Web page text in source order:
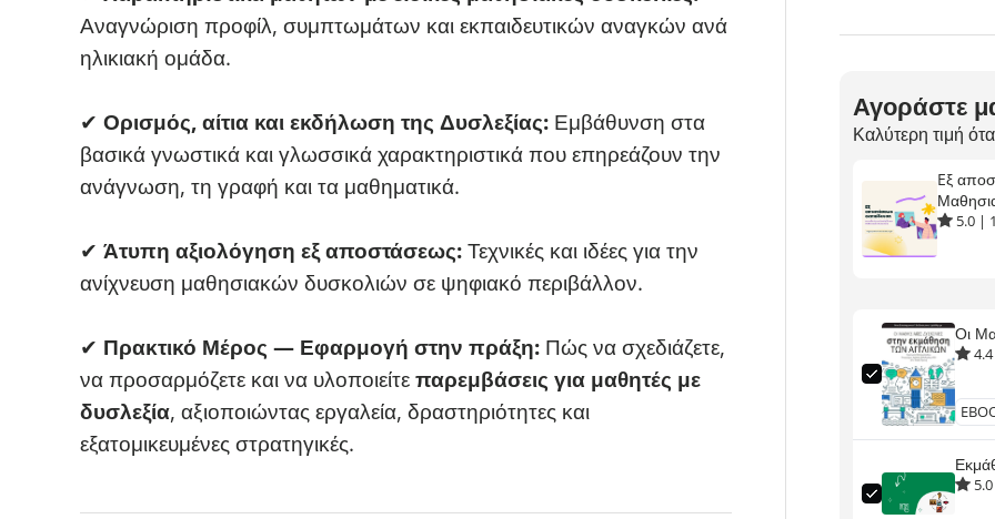
Αγοράστε
Καλύτερη τιμή
Eξ
5.0 | 1
Οι
4.4
5.0
Αναγνώριση προφίλ, συμπτωμάτων και εκπαιδευτικών αναγκών ανά
ηλικιακή ομάδα.
✔ Ορισμός, αίτια και εκδήλωση της Δυσλεξίας: Εμβάθυνση στα
βασικά γνωστικά και γλωσσικά χαρακτηριστικά που επηρεάζουν την
ανάγνωση, τη γραφή και τα μαθηματικά.
✔ Άτυπη αξιολόγηση εξ αποστάσεως:Τεχνικές και ιδέες για την
ανίχνευση μαθησιακών δυσκολιών σε ψηφιακό περιβάλλον.
✔ Πρακτικό Μέρος — Εφαρμογή στην πράξη: Πώς να σχεδιάζετε,
να προσαρμόζετε και να υλοποιείτεπαρεμβάσεις για μαθητές με
δυσλεξία, αξιοποιώντας εργαλεία, δραστηριότητες και
εξατομικευμένες στρατηγικές.